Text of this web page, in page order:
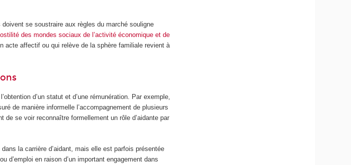
doivent se soustraire aux règles du marché souligne
des mondes sociaux de l’activité économique et de
acte affectif ou qui relève de la sphère familiale revient à
d’un statut et d’une rémunération. Par exemple,
de manière informelle l’accompagnement de plusieurs
de se voir reconnaître formellement un rôle d’aidante par
dans la carrière d’aidant, mais elle est parfois présentée
d’emploi en raison d’un important engagement dans